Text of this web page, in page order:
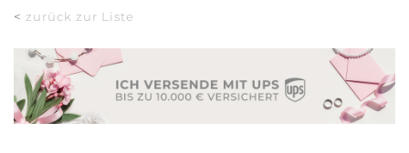
< zurück zur Liste